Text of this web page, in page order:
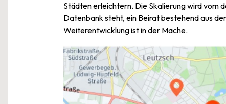
Städten erleichtern. Die Skalierung wird vom
Datenbank steht, ein Beirat bestehend aus
Weiterentwicklung ist in der Mache.